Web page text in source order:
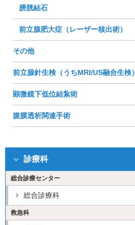
膀胱結石
前立腺肥大症（レーザー核出術）
その他
前立腺針生検（うちMRI/US融合生検）
顕微鏡下低位結紮術
腹膜透析関連手術
診療科
総合診療センター
総合診療科
救急科